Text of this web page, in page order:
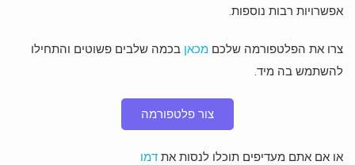
אפשרויות רבות נוספות.
צרו את הפלטפורמה שלכם מכאן בכמה שלבים פשוטים והתחילו
להשתמש בה מיד.
צור פלטפורמה
או אם אתם מעדיפים תוכלו לנסות את דמו